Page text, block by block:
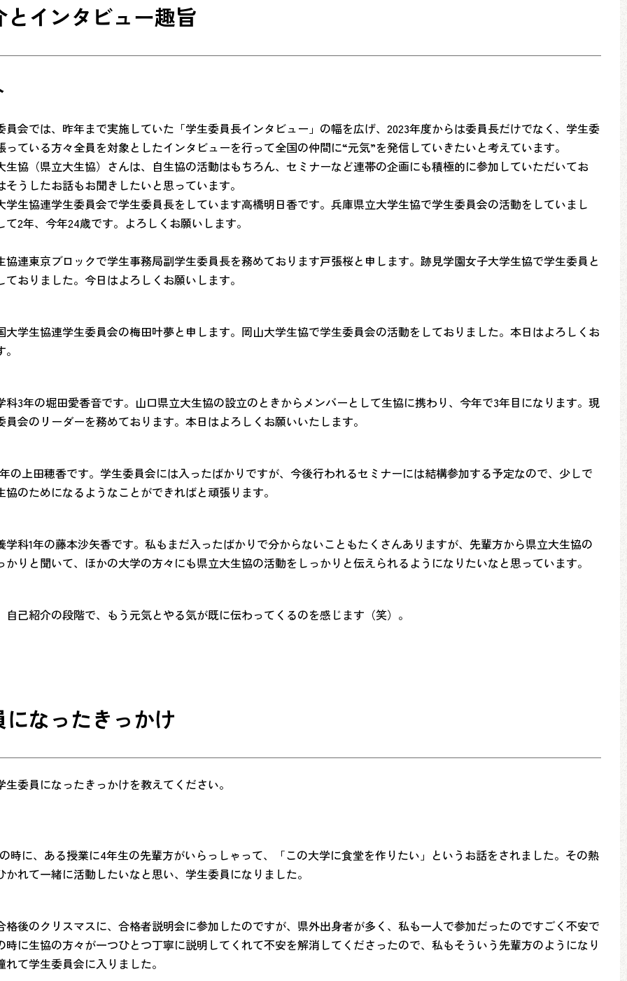
インタビュー趣旨
員会では、昨年まで実施していた「学生委員長インタビュー」の幅を広げ、2023年度からは委員長だけでなく、学生委
っている方々全員を対象としたインタビューを行って全国の仲間に“元気”を発信していきたいと考えています。
生協（県立大生協）さんは、自生協の活動はもちろん、セミナーなど連帯の企画にも積極的に参加していただいてお
そうしたお話もお聞きしたいと思っています。
学生協連学生委員会で学生委員長をしています高橋明日香です。兵庫県立大学生協で学生委員会の活動をしていまし
て2年、今年24歳です。よろしくお願いします。
協連東京ブロックで学生事務局副学生委員長を務めております戸張桜と申します。跡見学園女子大学生協で学生委員と
ておりました。今日はよろしくお願いします。
大学生協連学生委員会の梅田叶夢と申します。岡山大学生協で学生委員会の活動をしておりました。本日はよろしくお
科3年の堀田愛香音です。山口県立大生協の設立のときからメンバーとして生協に携わり、今年で3年目になります。現
員会のリーダーを務めております。本日はよろしくお願いいたします。
の上田穂香です。学生委員会には入ったばかりですが、今後行われるセミナーには結構参加する予定なので、少しで
協のためになるようなことができればと頑張ります。
学科1年の藤本沙矢香です。私もまだ入ったばかりで分からないこともたくさんありますが、先輩方から県立大生協の
かりと聞いて、ほかの大学の方々にも県立大生協の活動をしっかりと伝えられるようになりたいなと思っています。
己紹介の段階で、もう元気とやる気が既に伝わってくるのを感じます（笑）。
なったきっかけ
生委員になったきっかけを教えてください。
時に、ある授業に4年生の先輩方がいらっしゃって、「この大学に食堂を作りたい」というお話をされました。その熱
かれて一緒に活動したいなと思い、学生委員になりました。
格後のクリスマスに、合格者説明会に参加したのですが、県外出身者が多く、私も一人で参加だったのですごく不安で
時に生協の方々が一つひとつ丁寧に説明してくれて不安を解消してくださったので、私もそういう先輩方のようになり
れて学生委員会に入りました。